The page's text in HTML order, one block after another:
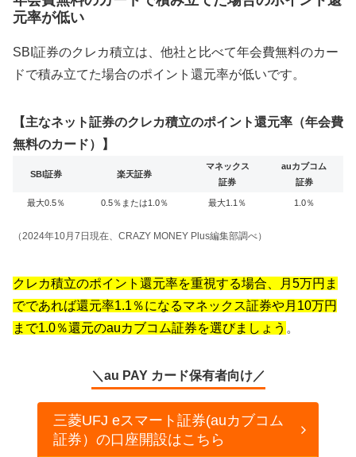
元率が低い
SBI証券のクレカ積立は、他社と比べて年会費無料のカー
ドで積み立てた場合のポイント還元率が低いです。
【主なネット証券のクレカ積立のポイント還元率（年会費
無料のカード）】
SBI証券 楽天証券
マネックス
証券
auカブコム
証券
最大0.5％ 0.5％または1.0％ 最大1.1％ 1.0％
（2024年10月7日現在、CRAZY MONEY Plus編集部調べ）
クレカ積立のポイント還元率を重視する場合、月5万円ま
でであれば還元率1.1％になるマネックス証券や月10万円
まで1.0％還元のauカブコム証券を選びましょう 。
＼au PAY カード保有者向け／
三菱UFJ eスマート証券(auカブコム
証券）の口座開設はこちら